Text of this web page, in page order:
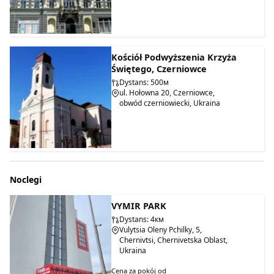
Kościół Podwyższenia Krzyża
Świętego, Czerniowce
Dystans: 500м
ul. Hołowna 20, Czerniowce,
obwód czerniowiecki, Ukraina
Noclegi
VYMIR PARK
Dystans: 4км
Vulytsia Oleny Pchilky, 5,
Chernivtsi, Chernivetska Oblast,
Ukraina
Cena za pokój od